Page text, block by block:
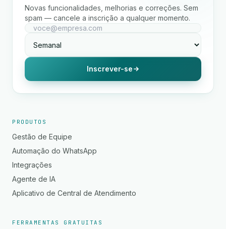
Novas funcionalidades, melhorias e correções. Sem
spam — cancele a inscrição a qualquer momento.
Inscrever-se
PRODUTOS
Gestão de Equipe
Automação do WhatsApp
Integrações
Agente de IA
Aplicativo de Central de Atendimento
FERRAMENTAS GRATUITAS